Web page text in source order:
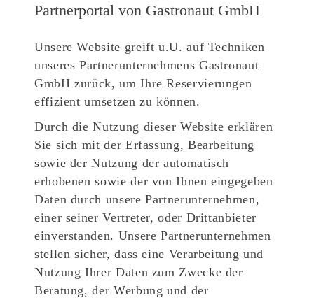
Partnerportal von Gastronaut GmbH
Unsere Website greift u.U. auf Techniken
unseres Partnerunternehmens Gastronaut
GmbH zurück, um Ihre Reservierungen
effizient umsetzen zu können.
Durch die Nutzung dieser Website erklären
Sie sich mit der Erfassung, Bearbeitung
sowie der Nutzung der automatisch
erhobenen sowie der von Ihnen eingegeben
Daten durch unsere Partnerunternehmen,
einer seiner Vertreter, oder Drittanbieter
einverstanden. Unsere Partnerunternehmen
stellen sicher, dass eine Verarbeitung und
Nutzung Ihrer Daten zum Zwecke der
Beratung, der Werbung und der